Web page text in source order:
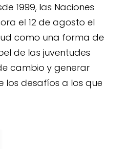
1999, las Naciones
el 12 de agosto el
como una forma de
de las juventudes
cambio y generar
los desafíos a los que